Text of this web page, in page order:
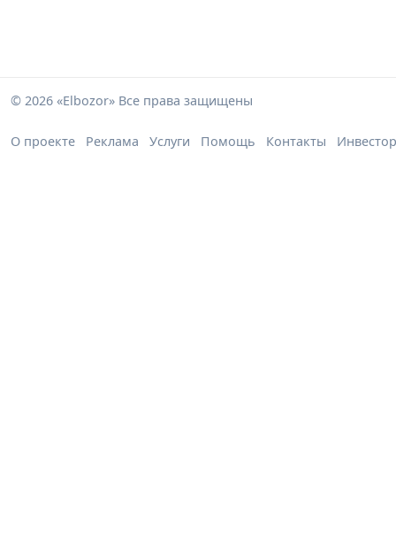
© 2026 «Elbozor» Все права защищены
О проекте Реклама Услуги Помощь Контакты